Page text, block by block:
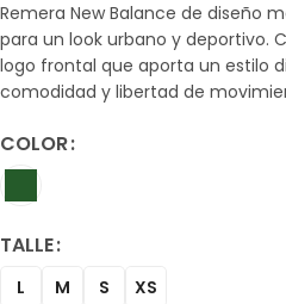
Remera New Balance de diseño
para un look urbano y deportivo.
logo frontal que aporta un estilo
comodidad y libertad de
COLOR
TALLE
L M S XS